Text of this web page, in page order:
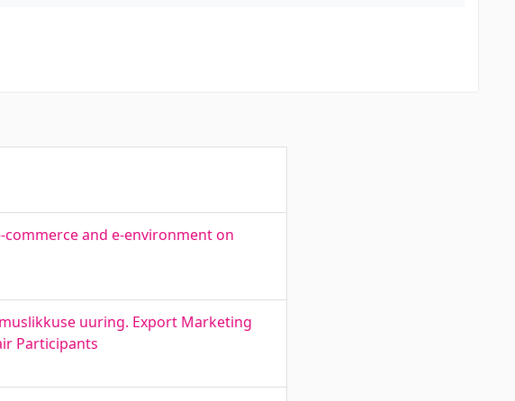
and e-environment on
uuring. Export Marketing
Participants